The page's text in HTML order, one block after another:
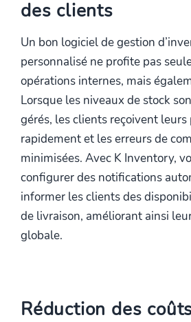
des clients
Un bon logiciel de gestion
personnalisé ne profite pas
opérations internes, mais
Lorsque les niveaux de stock
gérés, les clients reçoivent
rapidement et les erreurs de
minimisées. Avec K Inventory,
configurer des notifications
informer les clients des
de livraison, améliorant ainsi
globale.
Réduction des